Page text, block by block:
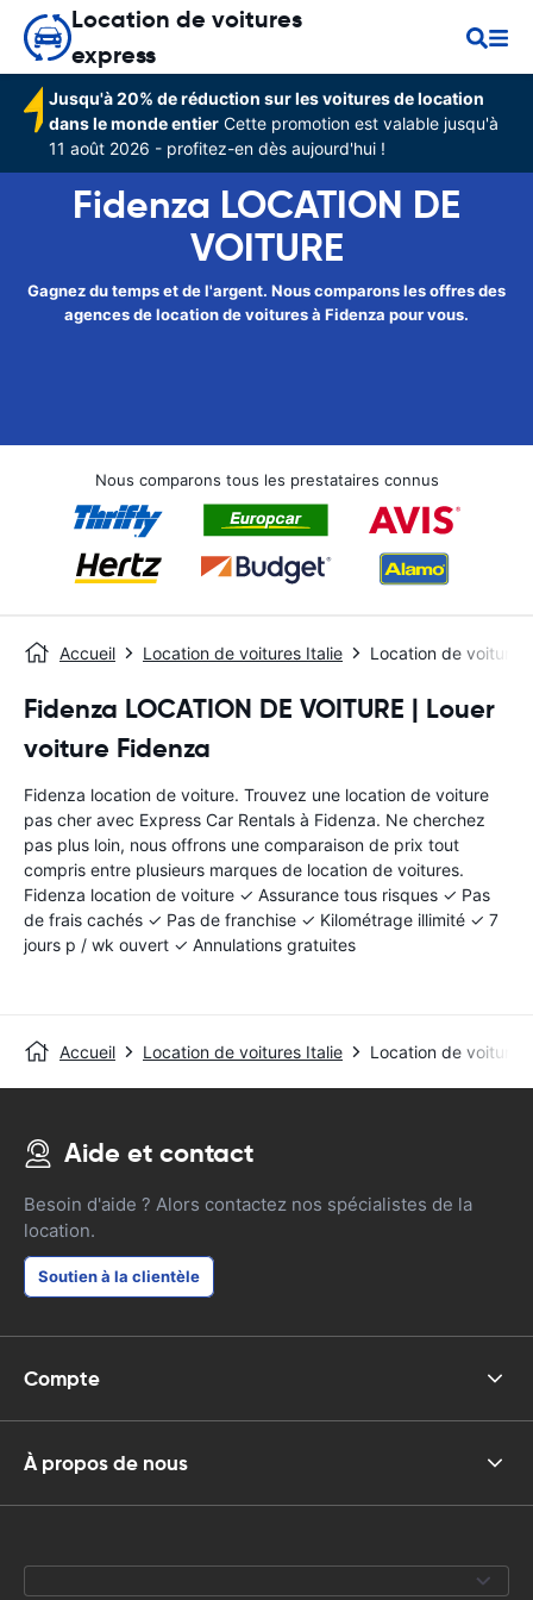
Location de voitures
express
Jusqu'à 20% de réduction sur les voitures de location
dans le monde entier Cette promotion est valable jusqu'à
11 août 2026 - profitez-en dès aujourd'hui !
Fidenza LOCATION DE
VOITURE
Gagnez du temps et de l'argent. Nous comparons les offres des
agences de location de voitures à Fidenza pour vous.
Nous comparons tous les prestataires connus
Accueil Location de voitures Italie Location de voitures
Fidenza LOCATION DE VOITURE | Louer
voiture Fidenza
Fidenza location de voiture. Trouvez une location de voiture
pas cher avec Express Car Rentals à Fidenza. Ne cherchez
pas plus loin, nous offrons une comparaison de prix tout
compris entre plusieurs marques de location de voitures.
Fidenza location de voiture ✓ Assurance tous risques ✓ Pas
de frais cachés ✓ Pas de franchise ✓ Kilométrage illimité ✓ 7
jours p / wk ouvert ✓ Annulations gratuites
Accueil Location de voitures Italie Location de voitures
Aide et contact
Besoin d'aide ? Alors contactez nos spécialistes de la
location.
Soutien à la clientèle
Compte
À propos de nous